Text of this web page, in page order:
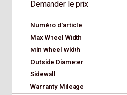
Demander le prix
Numéro d'article
Max Wheel Width
Min Wheel Width
Outside Diameter
Sidewall
Warranty Mileage